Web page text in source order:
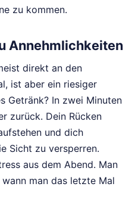
zu kommen.
Annehmlichkeiten
direkt an den
ist aber ein riesiger
Getränk? In zwei Minuten
zurück. Dein Rücken
und dich
Sicht zu versperren.
aus dem Abend. Man
man das letzte Mal